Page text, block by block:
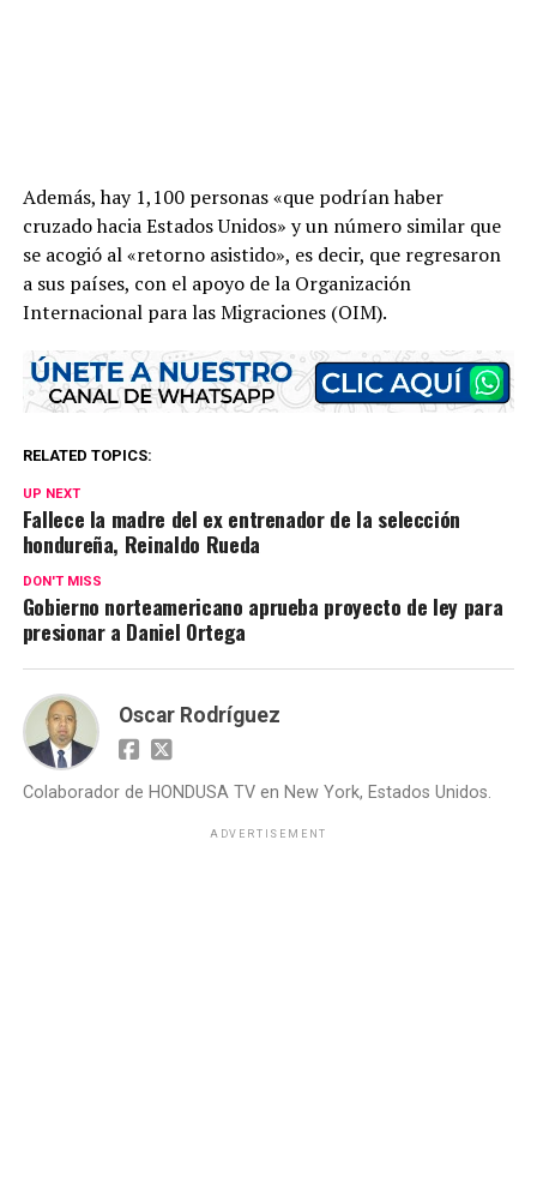
Además, hay 1,100 personas «que podrían haber
cruzado hacia Estados Unidos» y un número similar que
se acogió al «retorno asistido», es decir, que regresaron
a sus países, con el apoyo de la Organización
Internacional para las Migraciones (OIM).
RELATED TOPICS:
UP NEXT
Fallece la madre del ex entrenador de la selección
hondureña, Reinaldo Rueda
DON'T MISS
Gobierno norteamericano aprueba proyecto de ley para
presionar a Daniel Ortega
Oscar Rodríguez
Colaborador de HONDUSA TV en New York, Estados Unidos.
ADVERTISEMENT